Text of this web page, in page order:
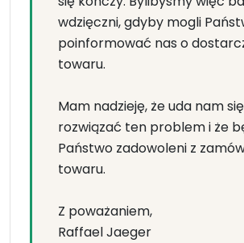
wdzięczni, gdyby mogli
poinformować nas o
towaru.
Mam nadzieję, że uda nam się
rozwiązać ten problem i że
Państwo zadowoleni z
towaru.
Z poważaniem,
Raffael Jaeger